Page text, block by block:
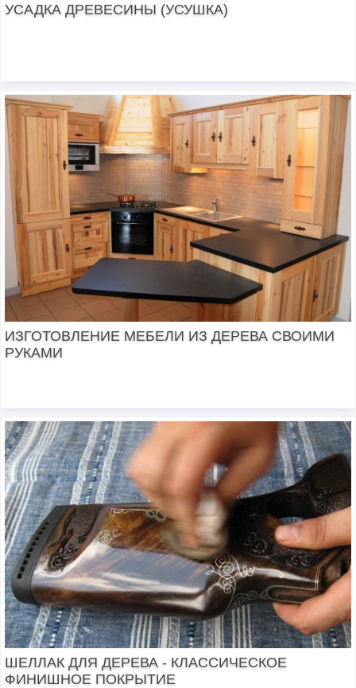
УСАДКА ДРЕВЕСИНЫ (УСУШКА)
ИЗГОТОВЛЕНИЕ МЕБЕЛИ ИЗ ДЕРЕВА СВОИМИ
РУКАМИ
ШЕЛЛАК ДЛЯ ДЕРЕВА - КЛАССИЧЕСКОЕ
ФИНИШНОЕ ПОКРЫТИЕ